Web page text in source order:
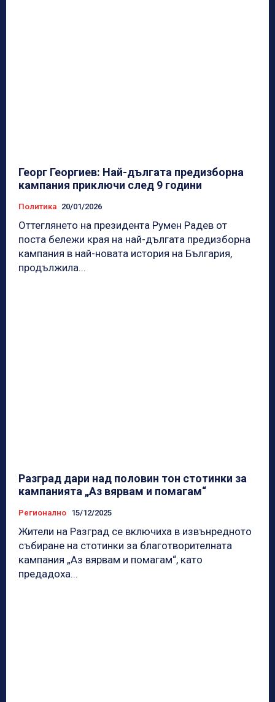
Георг Георгиев: Най-дългата предизборна
кампания приключи след 9 години
Политика 20/01/2026
Оттеглянето на президента Румен Радев от
поста бележи края на най-дългата предизборна
кампания в най-новата история на България,
продължила...
Разград дари над половин тон стотинки за
кампанията „Аз вярвам и помагам“
Регионално 15/12/2025
Жители на Разград се включиха в извънредното
събиране на стотинки за благотворителната
кампания „Аз вярвам и помагам“, като
предадоха...